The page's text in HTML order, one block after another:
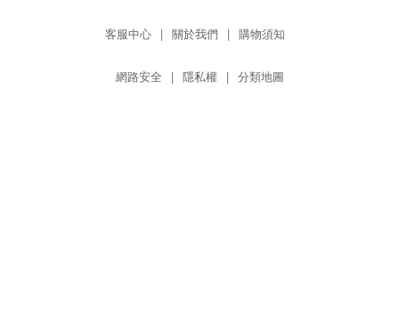
客服中心 | 關於我們 | 購物須知
網路安全 | 隱私權 | 分類地圖